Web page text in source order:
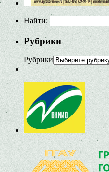
Найти:
Рубрики
Рубрики